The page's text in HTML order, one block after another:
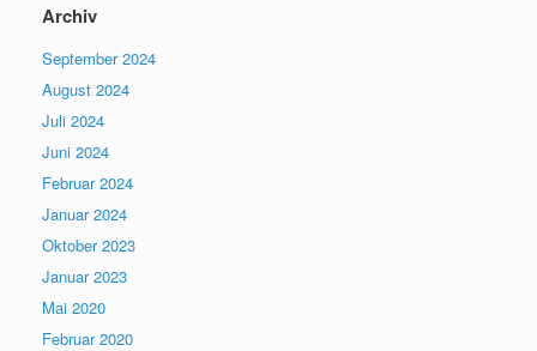
Archiv
September 2024
August 2024
Juli 2024
Juni 2024
Februar 2024
Januar 2024
Oktober 2023
Januar 2023
Mai 2020
Februar 2020